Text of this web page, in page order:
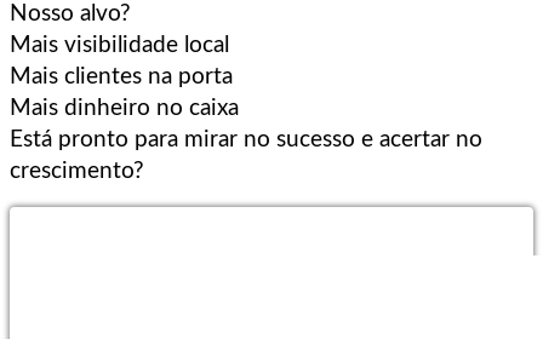
Nosso alvo?
Mais visibilidade local
Mais clientes na porta
Mais dinheiro no caixa
Está pronto para mirar no sucesso e acertar no
crescimento?